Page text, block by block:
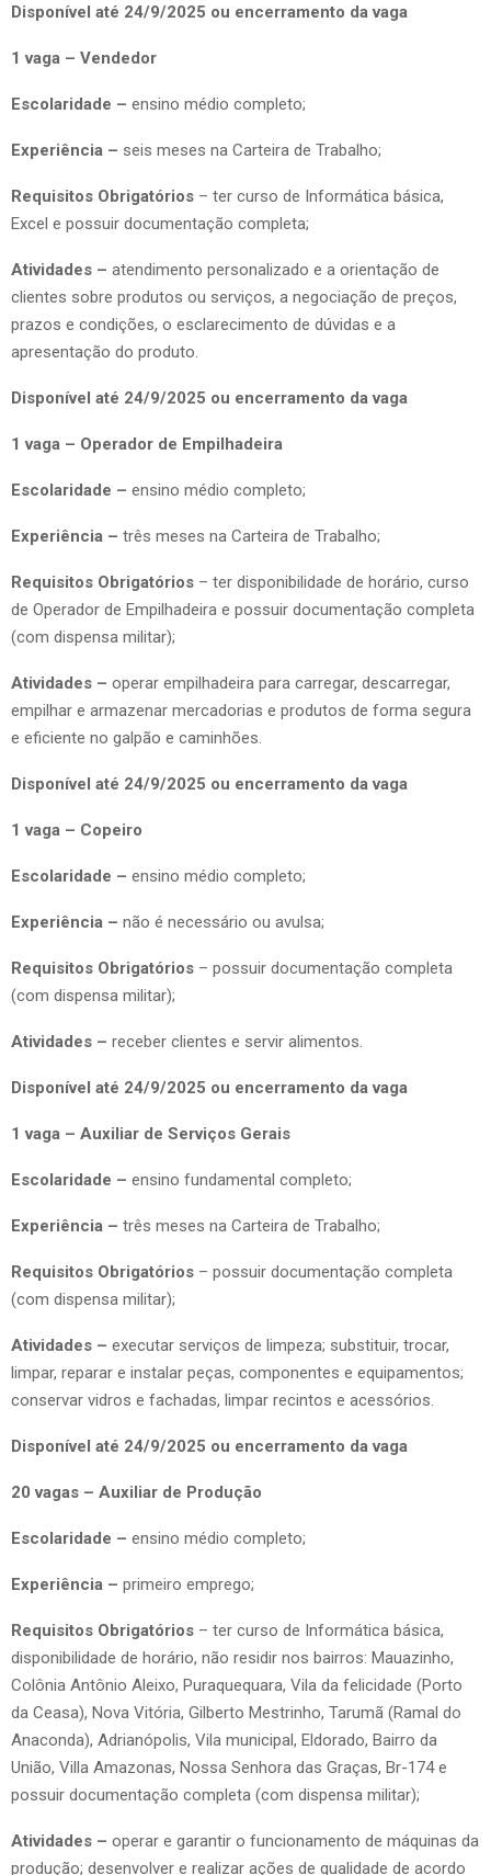
Disponível até 24/9/2025 ou encerramento da vaga
1 vaga – Vendedor
Escolaridade – ensino médio completo;
Experiência – seis meses na Carteira de Trabalho;
Requisitos Obrigatórios – ter curso de Informática básica,
Excel e possuir documentação completa;
Atividades – atendimento personalizado e a orientação de
clientes sobre produtos ou serviços, a negociação de preços,
prazos e condições, o esclarecimento de dúvidas e a
apresentação do produto.
Disponível até 24/9/2025 ou encerramento da vaga
1 vaga – Operador de Empilhadeira
Escolaridade – ensino médio completo;
Experiência – três meses na Carteira de Trabalho;
Requisitos Obrigatórios – ter disponibilidade de horário, curso
de Operador de Empilhadeira e possuir documentação completa
(com dispensa militar);
Atividades – operar empilhadeira para carregar, descarregar,
empilhar e armazenar mercadorias e produtos de forma segura
e eficiente no galpão e caminhões.
Disponível até 24/9/2025 ou encerramento da vaga
1 vaga – Copeiro
Escolaridade – ensino médio completo;
Experiência – não é necessário ou avulsa;
Requisitos Obrigatórios – possuir documentação completa
(com dispensa militar);
Atividades – receber clientes e servir alimentos.
Disponível até 24/9/2025 ou encerramento da vaga
1 vaga – Auxiliar de Serviços Gerais
Escolaridade – ensino fundamental completo;
Experiência – três meses na Carteira de Trabalho;
Requisitos Obrigatórios – possuir documentação completa
(com dispensa militar);
Atividades – executar serviços de limpeza; substituir, trocar,
limpar, reparar e instalar peças, componentes e equipamentos;
conservar vidros e fachadas, limpar recintos e acessórios.
Disponível até 24/9/2025 ou encerramento da vaga
20 vagas – Auxiliar de Produção
Escolaridade – ensino médio completo;
Experiência – primeiro emprego;
Requisitos Obrigatórios – ter curso de Informática básica,
disponibilidade de horário, não residir nos bairros: Mauazinho,
Colônia Antônio Aleixo, Puraquequara, Vila da felicidade (Porto
da Ceasa), Nova Vitória, Gilberto Mestrinho, Tarumã (Ramal do
Anaconda), Adrianópolis, Vila municipal, Eldorado, Bairro da
União, Villa Amazonas, Nossa Senhora das Graças, Br-174 e
possuir documentação completa (com dispensa militar);
Atividades – operar e garantir o funcionamento de máquinas da
produção; desenvolver e realizar ações de qualidade de acordo